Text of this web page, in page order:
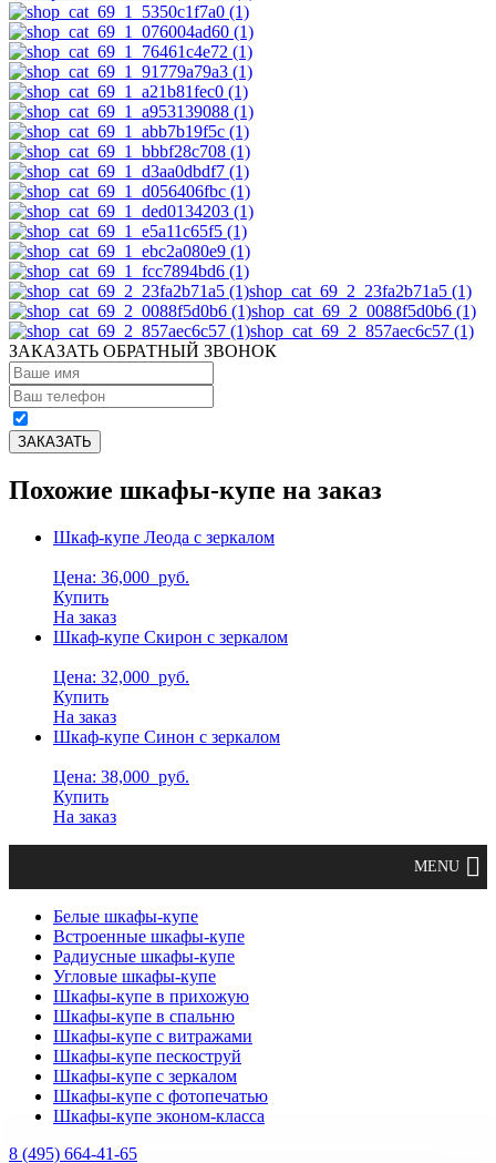
shop_cat_69_2_23fa2b71a5 (1)
shop_cat_69_2_0088f5d0b6 (1)
shop_cat_69_2_857aec6c57 (1)
ЗАКАЗАТЬ ОБРАТНЫЙ ЗВОНОК
Похожие шкафы-купе на заказ
Шкаф-купе Леода с зеркалом
Цена: 36,000 руб.
Купить
На заказ
Шкаф-купе Скирон с зеркалом
Цена: 32,000 руб.
Купить
На заказ
Шкаф-купе Синон с зеркалом
Цена: 38,000 руб.
Купить
На заказ
Белые шкафы-купе
Встроенные шкафы-купе
Радиусные шкафы-купе
Угловые шкафы-купе
Шкафы-купе в прихожую
Шкафы-купе в спальню
Шкафы-купе с витражами
Шкафы-купе пескоструй
Шкафы-купе с зеркалом
Шкафы-купе с фотопечатью
Шкафы-купе эконом-класса
8 (495) 664-41-65